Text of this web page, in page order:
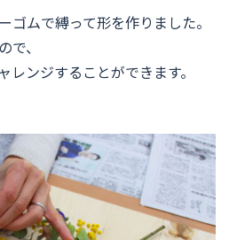
ゴムで縛って形を作りました。
で、
レンジすることができます。